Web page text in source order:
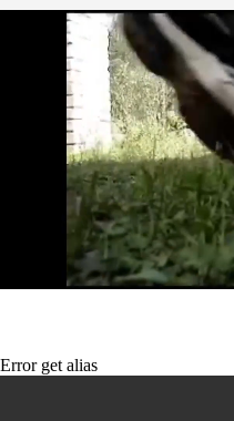
Error get alias
© FLY ZONE 2015-2026 |Политика
Создан и продвигается
Правовые
Онлайн-анкета Красная Площадь
Онлайн-анкета Меридиан
Правила FLY ZONE